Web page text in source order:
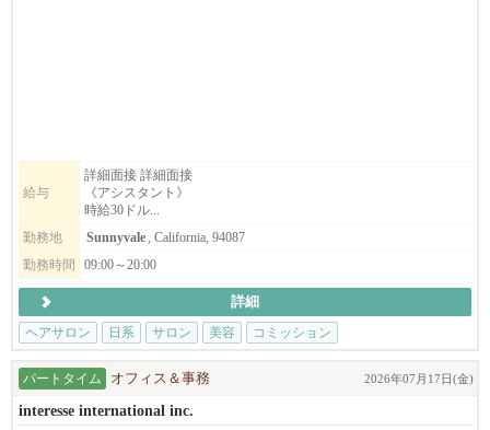
・アシスタント
・ボディマッサージセラピスト（同時募集）
こんな方をお待ちしています
・美容師免許（日本または米国）をお持ちの方、または実務経験
のある方
・東洋医学や自然派美容に興味がある方
・一人ひとりのお客様と丁寧に向き合いたい方
※長期で働ける方を歓迎します。
給与
詳細面接 詳細面接
《アシスタント》
時給30ドル...
勤務地
Sunnyvale, California, 94087
勤務時間
09:00～20:00
詳細
ヘアサロン
日系 サロン 美容 コミッション
パートタイム オフィス＆事務 2026年07月17日(金)
interesse international inc.